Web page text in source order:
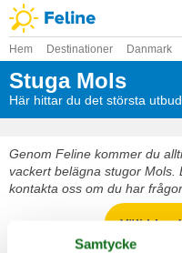
Hem Destinationer Danmark
Stuga Mols
Här hittar du det största
Genom Feline kommer du
vackert belägna stugor Mols.
kontakta oss om du har frågor.
Välj
Samtycke